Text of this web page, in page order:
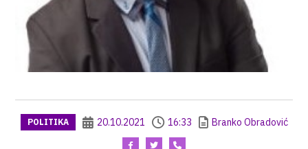
POLITIKA 20.10.2021 16:33 Branko Obradović